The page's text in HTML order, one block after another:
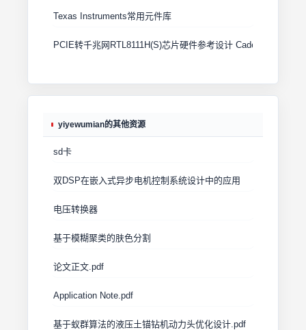
Texas Instruments常用元件库
PCIE转千兆网RTL8111H(S)芯片硬件参考设计 Cadence原理图
yiyewumian的其他资源
sd卡
双DSP在嵌入式异步电机控制系统设计中的应用
电压转换器
基于模糊聚类的肤色分割
论文正文.pdf
Application Note.pdf
基于蚁群算法的液压土锚钻机动力头优化设计.pdf